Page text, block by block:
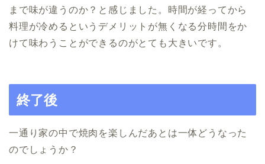
まで味が違うのか？と感じました。時間が経ってから
料理が冷めるというデメリットが無くなる分時間をか
けて味わうことができるのがとても大きいです。
終了後
一通り家の中で焼肉を楽しんだあとは一体どうなった
のでしょうか？